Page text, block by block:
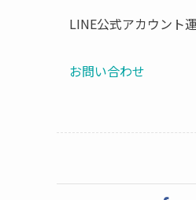
LINE公式アカウント
お問い合わせ